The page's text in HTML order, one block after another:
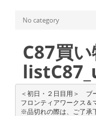
No category
C87買い
＜初日・２日目用＞ ブ
フロンティアワークス
※品切れの際は、ご了承